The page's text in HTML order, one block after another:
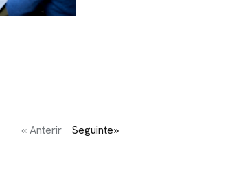
« Anterir Seguinte»